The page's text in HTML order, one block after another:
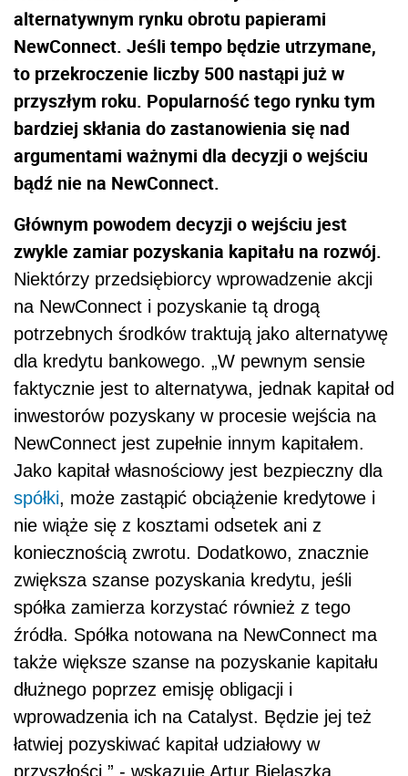
alternatywnym rynku obrotu papierami
NewConnect. Jeśli tempo będzie utrzymane,
to przekroczenie liczby 500 nastąpi już w
przyszłym roku. Popularność tego rynku tym
bardziej skłania do zastanowienia się nad
argumentami ważnymi dla decyzji o wejściu
bądź nie na NewConnect.
Głównym powodem decyzji o wejściu jest
zwykle zamiar pozyskania kapitału na rozwój.
Niektórzy przedsiębiorcy wprowadzenie akcji
na NewConnect i pozyskanie tą drogą
potrzebnych środków traktują jako alternatywę
dla kredytu bankowego. „W pewnym sensie
faktycznie jest to alternatywa, jednak kapitał od
inwestorów pozyskany w procesie wejścia na
NewConnect jest zupełnie innym kapitałem.
Jako kapitał własnościowy jest bezpieczny dla
spółki, może zastąpić obciążenie kredytowe i
nie wiąże się z kosztami odsetek ani z
koniecznością zwrotu. Dodatkowo, znacznie
zwiększa szanse pozyskania kredytu, jeśli
spółka zamierza korzystać również z tego
źródła. Spółka notowana na NewConnect ma
także większe szanse na pozyskanie kapitału
dłużnego poprzez emisję obligacji i
wprowadzenia ich na Catalyst. Będzie jej też
łatwiej pozyskiwać kapitał udziałowy w
przyszłości.” - wskazuje Artur Bielaszka,